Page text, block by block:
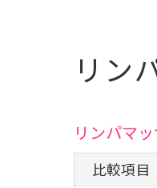
リン
リンパマ
比較項目